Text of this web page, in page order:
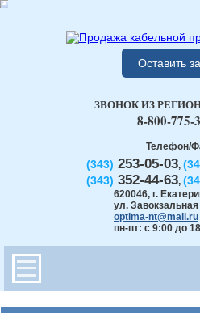
Оставить
Телефон/
(343) 253-05-03,
(343) 352-44-63,
620046, г.
ул.
optima-nt@mail.ru
пн-пт: с 9:00 до
ЗВОНОК ИЗ
8-800-775-